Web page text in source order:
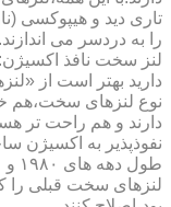
تاری دید و هیپوکسی
را به دردسر می اندازند.
لنز سخت نافذ
دارید بهتر است از
نوع لنزهای سخت،هم
دارند و هم راحت تر
لنزهای سخت قبلی را